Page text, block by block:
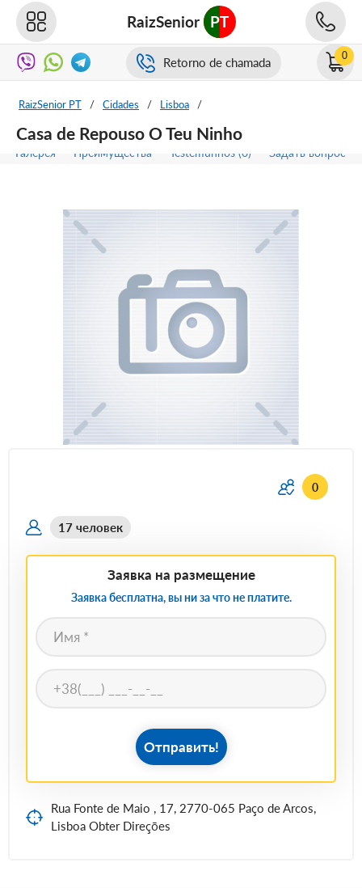
RaizSenior PT
Retorno de chamada 0
RaizSenior PT / Cidades / Lisboa /
Casa de Repouso O Teu Ninho
Галерея Преимущества Testemunhos (0) Задать вопрос
0
17 человек
Заявка на размещение
Заявка бесплатна, вы ни за что не платите.
Отправить!
Rua Fonte de Maio , 17, 2770-065 Paço de Arcos,
Lisboa Obter Direções